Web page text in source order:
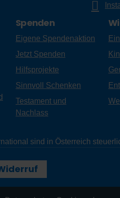
Spenden
Eigene Spendenaktion
Jetzt Spenden
Hilfsprojekte
Sinnvoll Schenken
Testament und
Nachlass
sind in Österreich